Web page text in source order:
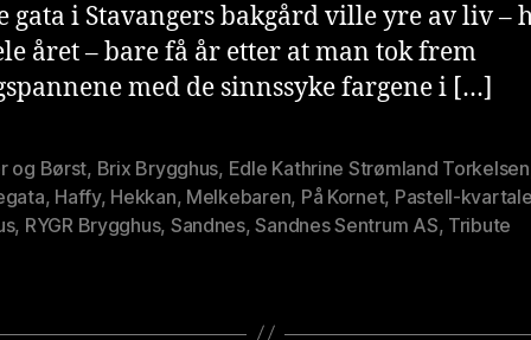
gata i Stavangers bakgård ville yre av liv –
året – bare få år etter at man tok frem
med de sinnssyke fargene i […]
og Børst, Brix Brygghus, Edle Kathrine Strømland Torkelsen
, Haffy, Hekkan, Melkebaren, På Kornet, Pastell-
, RYGR Brygghus, Sandnes,Sandnes Sentrum AS, Tribute